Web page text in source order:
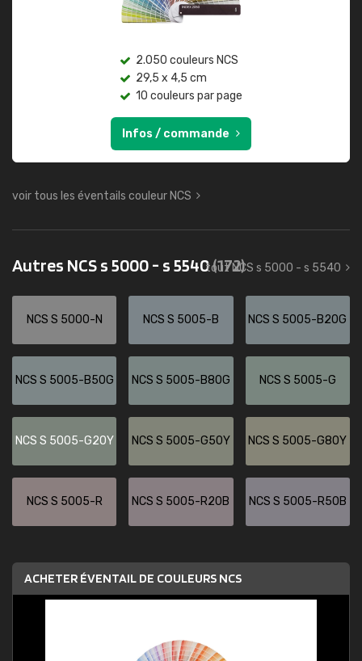
2.050 couleurs NCS
29,5 x 4,5 cm
10 couleurs par page
Infos / commande
voir tous les éventails couleur NCS
Autres NCS s 5000 - s 5540(172)
tout NCS s 5000 - s 5540
NCS S 5000-N NCS S 5005-B NCS S 5005-B20G
NCS S 5005-B50G NCS S 5005-B80G NCS S 5005-G
NCS S 5005-G20Y NCS S 5005-G50Y NCS S 5005-G80Y
NCS S 5005-R NCS S 5005-R20B NCS S 5005-R50B
ACHETER ÉVENTAIL DE COULEURS NCS